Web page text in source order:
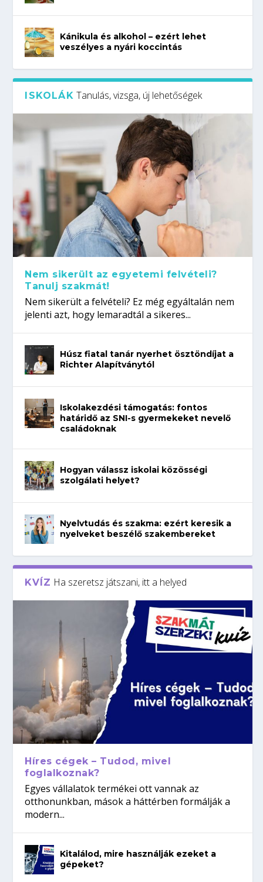
Kánikula és alkohol – ezért lehet
veszélyes a nyári koccintás
ISKOLÁK Tanulás, vizsga, új lehetőségek
Nem sikerült az egyetemi felvételi?
Tanulj szakmát!
Nem sikerült a felvételi? Ez még egyáltalán nem
jelenti azt, hogy lemaradtál a sikeres...
Húsz fiatal tanár nyerhet ösztöndíjat a
Richter Alapítványtól
Iskolakezdési támogatás: fontos
határidő az SNI-s gyermekeket nevelő
családoknak
Hogyan válassz iskolai közösségi
szolgálati helyet?
Nyelvtudás és szakma: ezért keresik a
nyelveket beszélő szakembereket
KVÍZ Ha szeretsz játszani, itt a helyed
Híres cégek – Tudod, mivel
foglalkoznak?
Egyes vállalatok termékei ott vannak az
otthonunkban, mások a háttérben formálják a
modern...
Kitalálod, mire használják ezeket a
gépeket?